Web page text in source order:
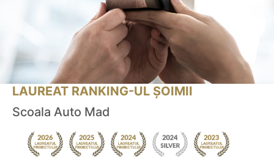
LAUREAT RANKING-UL ȘOIMII
Scoala Auto Mad